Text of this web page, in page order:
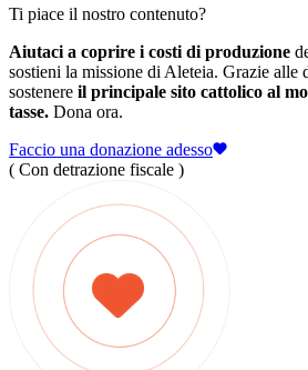
Ti piace il nostro contenuto?
Aiutaci a coprire i costi di produzione
sostieni la missione di Aleteia. Grazie alle
sostenere il principale sito cattolico al
tasse. Dona ora.
Faccio una donazione adesso
( Con detrazione fiscale )